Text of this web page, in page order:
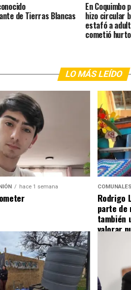
de Tierras Blancas
En Coquimbo
hizo circular
estafó a
cometió
LO MÁS LEÍDO
hace 1 semana COMUNALES
Rodrigo
parte de
también
valorar